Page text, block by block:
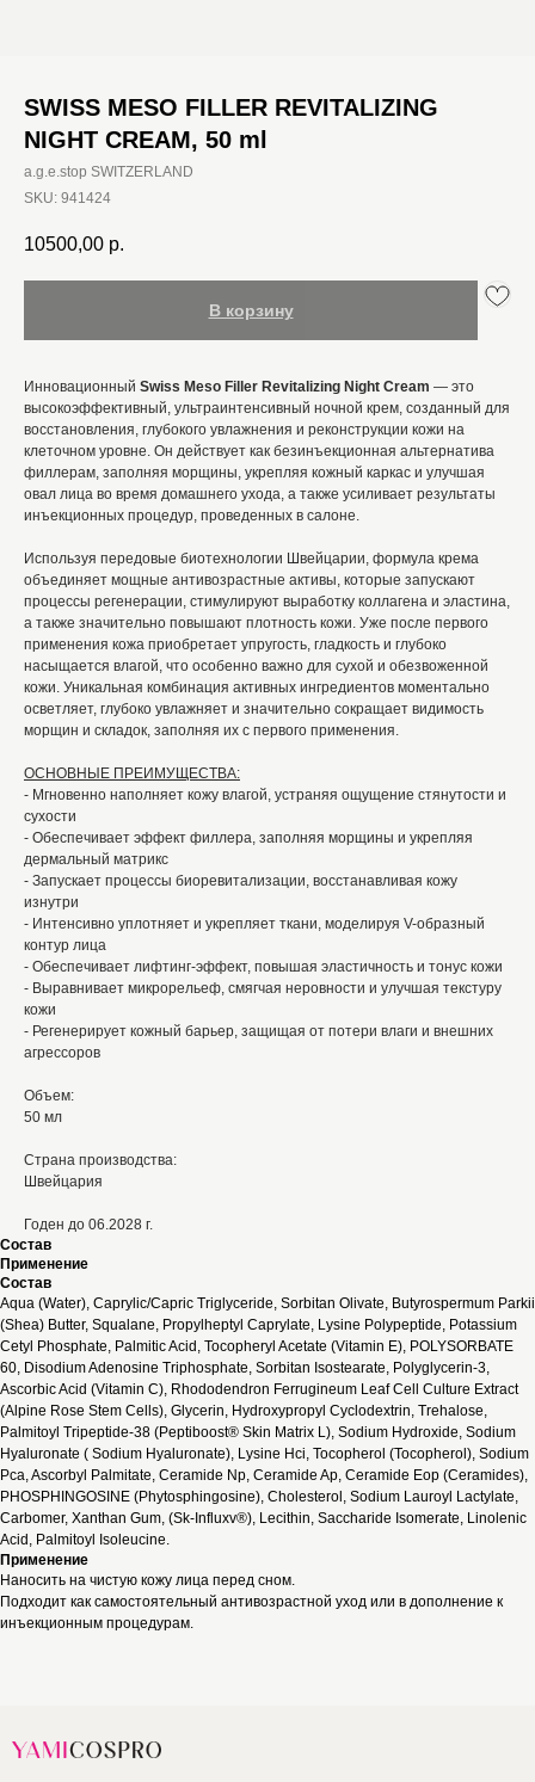
SWISS MESO FILLER REVITALIZING
NIGHT CREAM, 50 ml
a.g.e.stop SWITZERLAND
SKU: 941424
10500,00 р.
В корзину
Инновационный Swiss Meso Filler Revitalizing Night Cream — это
высокоэффективный, ультраинтенсивный ночной крем, созданный для
восстановления, глубокого увлажнения и реконструкции кожи на
клеточном уровне. Он действует как безинъекционная альтернатива
филлерам, заполняя морщины, укрепляя кожный каркас и улучшая
овал лица во время домашнего ухода, а также усиливает результаты
инъекционных процедур, проведенных в салоне.
Используя передовые биотехнологии Швейцарии, формула крема
объединяет мощные антивозрастные активы, которые запускают
процессы регенерации, стимулируют выработку коллагена и эластина,
а также значительно повышают плотность кожи. Уже после первого
применения кожа приобретает упругость, гладкость и глубоко
насыщается влагой, что особенно важно для сухой и обезвоженной
кожи. Уникальная комбинация активных ингредиентов моментально
осветляет, глубоко увлажняет и значительно сокращает видимость
морщин и складок, заполняя их с первого применения.
ОСНОВНЫЕ ПРЕИМУЩЕСТВА:
- Мгновенно наполняет кожу влагой, устраняя ощущение стянутости и
сухости
- Обеспечивает эффект филлера, заполняя морщины и укрепляя
дермальный матрикс
- Запускает процессы биоревитализации, восстанавливая кожу
изнутри
- Интенсивно уплотняет и укрепляет ткани, моделируя V-образный
контур лица
- Обеспечивает лифтинг-эффект, повышая эластичность и тонус кожи
- Выравнивает микрорельеф, смягчая неровности и улучшая текстуру
кожи
- Регенерирует кожный барьер, защищая от потери влаги и внешних
агрессоров
Объем:
50 мл
Страна производства:
Швейцария
Годен до 06.2028 г.
Состав
Применение
Состав
Aqua (Water), Caprylic/Capric Triglyceride, Sorbitan Olivate, Butyrospermum Parkii
(Shea) Butter, Squalane, Propylheptyl Caprylate, Lysine Polypeptide, Potassium
Cetyl Phosphate, Palmitic Acid, Tocopheryl Acetate (Vitamin E), POLYSORBATE
60, Disodium Adenosine Triphosphate, Sorbitan Isostearate, Polyglycerin-3,
Ascorbic Acid (Vitamin C), Rhododendron Ferrugineum Leaf Cell Culture Extract
(Alpine Rose Stem Cells), Glycerin, Hydroxypropyl Cyclodextrin, Trehalose,
Palmitoyl Tripeptide-38 (Peptiboost® Skin Matrix L), Sodium Hydroxide, Sodium
Hyaluronate ( Sodium Hyaluronate), Lysine Hci, Tocopherol (Tocopherol), Sodium
Pca, Ascorbyl Palmitate, Ceramide Np, Ceramide Ap, Ceramide Eop (Ceramides),
PHOSPHINGOSINE (Phytosphingosine), Cholesterol, Sodium Lauroyl Lactylate,
Carbomer, Xanthan Gum, (Sk-Influxv®), Lecithin, Saccharide Isomerate, Linolenic
Acid, Palmitoyl Isoleucine.
Применение
Наносить на чистую кожу лица перед сном.
Подходит как самостоятельный антивозрастной уход или в дополнение к
инъекционным процедурам.